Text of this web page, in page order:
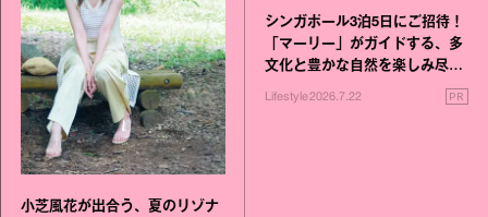
小芝風花が出合う、夏のリゾナ
シンガポール3泊5日にご招待！
「マーリー」がガイドする、多
文化と豊かな自然を楽しみ尽く
Lifestyle2026.7.22 PR